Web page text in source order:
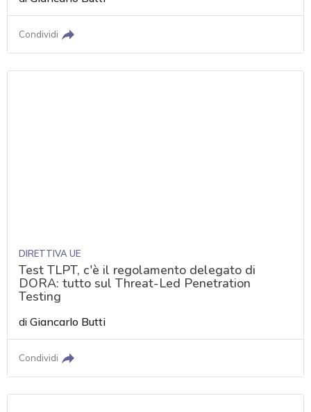
Condividi
DIRETTIVA UE
Test TLPT, c'è il regolamento delegato di
DORA: tutto sul Threat-Led Penetration
Testing
diGiancarlo Butti
Condividi